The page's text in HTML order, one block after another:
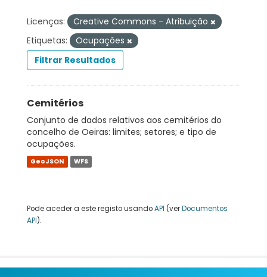
Licenças:
Creative Commons - Atribuição
Etiquetas:
Ocupações
Filtrar Resultados
Cemitérios
Conjunto de dados relativos aos cemitérios do
concelho de Oeiras: limites; setores; e tipo de
ocupações.
GeoJSON WFS
Pode aceder a este registo usandoAPI (verDocumentos
API).